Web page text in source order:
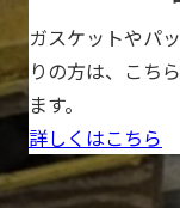
ガスケットやパ
りの方は、こち
ます。
詳しくはこちら